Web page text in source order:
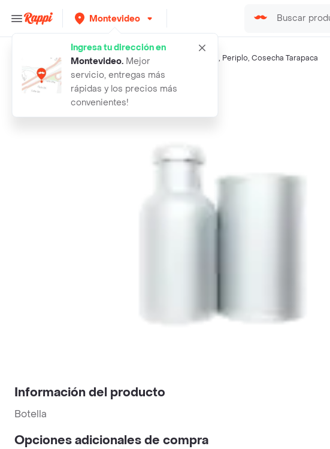
Montevideo
Ingresa tu dirección en
Montevideo. Mejor
servicio, entregas más
rápidas y los precios más
convenientes!
Búsquedas relacionadas:Vino tinto,Casco Viejo , Periplo, Cosecha Tarapaca
Rappi 100 anos vino tinto sauvignon blanc
Información del producto
Botella
Opciones adicionales de compra